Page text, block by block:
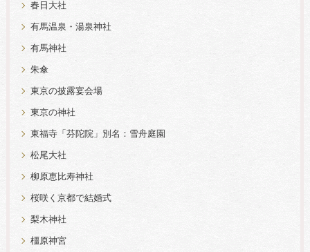
春日大社
有馬温泉・湯泉神社
有馬神社
朱傘
東京の披露宴会場
東京の神社
東福寺「芬陀院」別名：雪舟庭園
松尾大社
柳原恵比寿神社
桜咲く京都で結婚式
梨木神社
橿原神宮